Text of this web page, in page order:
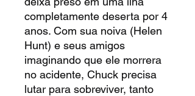
completamente deserta por 4
anos. Com sua noiva (Helen
Hunt) e seus amigos
imaginando que ele morrera
no acidente, Chuck precisa
lutar para sobreviver, tanto